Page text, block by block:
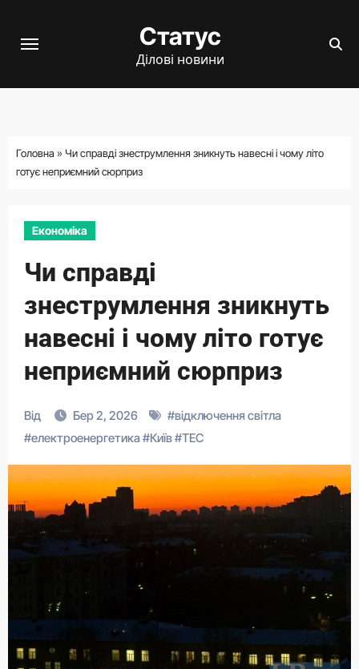
Статус
Ділові новини
Головна » Чи справді знеструмлення зникнуть навесні і чому літо
готує неприємний сюрприз
Економіка
Чи справді
знеструмлення зникнуть
навесні і чому літо готує
неприємний сюрприз
Від Бер 2, 2026 #відключення світла
#електроенергетика#Київ#ТЕС